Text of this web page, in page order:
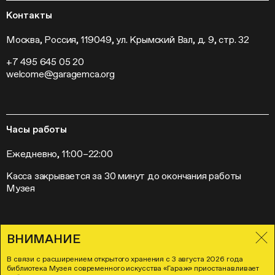
ВНИМАНИЕ
В связи с расширением открытого хранения с 3 августа 2026 года
библиотека Музея современного искусства «Гараж» приостанавливает
Программа «Новые медиа»
Кинопрограмма
Выставки
Слет институций современного искусства
Новости
Пресса
Контакты
Контакты
Москва, Россия, 119049, ул. Крымский Вал, д. 9, стр. 32
+7 495 645 05 20
welcome@garagemca.org
Часы работы
Ежедневно, 11:00–22:00
Касса закрывается за 30 минут до окончания работы
Музея
Правила посещения Музея «Гараж»
Политика в отношении обработки и защиты персональных данных
Согласие на осуществление рекламно-информационных рассылок